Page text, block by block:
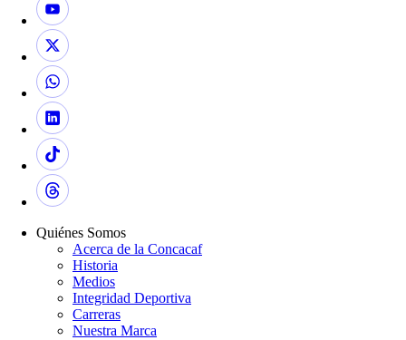
Quiénes Somos
Acerca de la Concacaf
Historia
Medios
Integridad Deportiva
Carreras
Nuestra Marca